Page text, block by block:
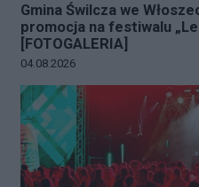
Gmina Świlcza we
promocja na festiwalu
[FOTOGALERIA]
Data dodania galerii:
04.08.2026